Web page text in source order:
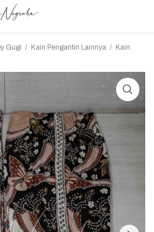
Gugi / Kain Pengantin Lainnya / Kain